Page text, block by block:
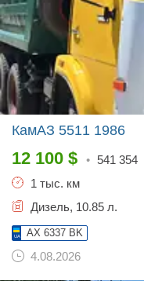
КамАЗ 5511 1986
12 100 $ • 541 354
1 тыс. км
Дизель, 10.85 л.
AX 6337 BK
4.08.2026